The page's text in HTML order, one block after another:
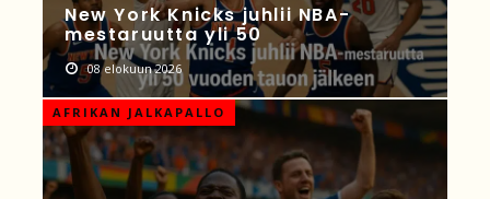
New York Knicks juhlii NBA-
mestaruutta yli 50
08 elokuun 2026
AFRIKAN JALKAPALLO